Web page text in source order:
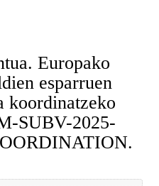
Europako
esparruen
koordinatzeko
SUBV-2025-